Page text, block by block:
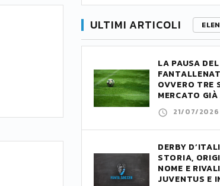
ULTIMI ARTICOLI
LA PAUSA DEL
OVVERO TRE
MERCATO
21/07/2026
DERBY
STORIA,
NOME E
JUVENTUS E